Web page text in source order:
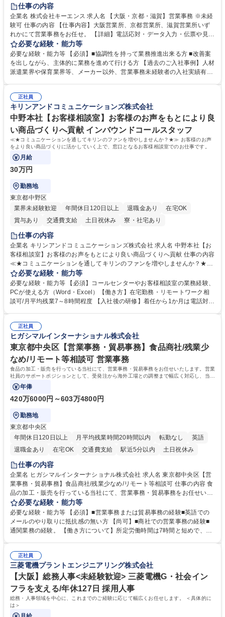
仕事の内容
企業名 株式会社キーエンス 求人名 【大阪・京都・滋賀】営業事務 ※未経
験可 仕事の内容 【仕事内容】大阪営業所、京都営業所、滋賀営業所いず
れかにて営業事務をお任せ。 【詳細】電話応対・データ入力・伝票や見積
の作成・カタログ送付・来客対応・営業所内で発生する事務業務や業務改
善をお任せ。 【教育制度】ご入社後、育成担当とペアになりながらOJTに
て業務を覚えていただくことが可能です。業務システムがきちんと構築さ
れているため、スムーズに仕事に慣れることができる環境です。また、
募集職種 【大阪・京都・滋賀】営業事務 ※未経験可
必要な経験・能力等
必要な経験・能力等 【必須】■協調性を持って業務推進出来る方 ■改善案
を出しながら、主体的に業務を進めて行ける方 【過去のご入社事例】人材
派遣業界や保育業界等、メーカー以外、営業事務未経験者の入社実績有
えて、お客様や社員の状況に合わせ、能動的なサポート、改善の動きも期
待され。組織を支えるスペシャリストとして、チームに貢献し、結果的に
社員から頼られる存在になることができます。平均19:30の退勤以降の業
務の持ち帰りも禁止されており、メリハリのある働き方となります。 学
歴・資格 学歴：大学院 大学 高専 短大 語学力： 資格：
正社員
キリンアンドコミュニケーションズ株式会社
中野本社【お客様相談室】お客様のお声をもとにより良
い商品づくりへ貢献 インバウンドコールスタッフ
≪★コミュニケーションを通してキリンのファンを増やしませんか？★≫ お客様のお声
をより良い商品づくりに活かしていく上で、窓口となるお客様相談室でのお仕事です。
月給
30万円
勤務地
東京都中野区
業界未経験歓迎
年間休日120日以上 退職金あり
在宅OK
賞与あり
交通費支給 土日祝休み 寮・社宅あり
仕事の内容
企業名 キリンアンドコミュニケーションズ株式会社 求人名 中野本社【お
客様相談室】お客様のお声をもとにより良い商品づくりへ貢献 仕事の内容
≪★コミュニケーションを通してキリンのファンを増やしませんか？★≫
お客様のお声をより良い商品づくりに活かしていく上で、窓口となるお客
様相談室でのお仕事です。 日々お客様からいただくキリングループへのご
意見を、企業活動に活かしています。お客様からの声に迅速かつ誠意をも
って対応、情報提供するとともにグループ内活動に反映しています。 【具
平均100件前後■メール・手紙：同上40件前後 募集職種 中野本社【お客様
相談室】お客様のお声をもとにより良い商品づくりへ貢献
必要な経験・能力等
必要な経験・能力等 【必須】コールセンターやお客様相談室の業務経験、
PCが使える方（Word・Excel）【働き方】在宅勤務・リモートワーク相
談可/月平均残業7～8時間程度 【入社後の研修】着任から1か月は電話対応
すのでご安心ください。 【当社について】キリングループの広報機能を担
う会社として、お客様との出会いを大切にし、磨き上げたホスピタリティ
を込めてコミュニケーションをとりながら広報関連業務を行っておりま
す。 学歴・資格 学歴：大学院 大学 高専 短大 専修学校 高校 語学力： 資
格：
正社員
ヒガシマルインターナショナル株式会社
東京都中央区【営業事務・貿易事務】食品商社/残業少
なめ/リモート等相談可 営業事務
食品の加工・販売を行っている当社にて、営業事務・貿易事務をお任せいたします。営業
社員のサポートポジションとして、受発注から海外工場との調整まで幅広く対応し、当社
事業の根幹を支えていただきます。
年俸
420万6000円～603万4800円
勤務地
東京都中央区
年間休日120日以上
月平均残業時間20時間以内 転勤なし
英語
退職金あり
在宅OK 交通費支給 駅近5分以内 土日祝休み
仕事の内容
企業名 ヒガシマルインターナショナル株式会社 求人名 東京都中央区【営
業事務・貿易事務】食品商社/残業少なめ/リモート等相談可 仕事の内容 食
品の加工・販売を行っている当社にて、営業事務・貿易事務をお任せいた
します。営業社員のサポートポジションとして、受発注から海外工場との
調整まで幅広く対応し、当社事業の根幹を支えていただきます。 ■受発注
業務、請求書発行 ■海外工場とのスケジュール調整 ■在庫管理 ■輸入書類
の確認・作成 ■配送手配 ■通関業者を通して行う輸出入業全般 ■倉庫との
ルプロデュースしているため、商品に関わる全ての業務をサポート頂きま
す。 募集職種 東京都中央区【営業事務・貿易事務】食品商社/残業少なめ/
リモート等相談可
必要な経験・能力等
必要な経験・能力等 【必須】■営業事務または貿易事務の経験■英語での
メールのやり取りに抵抗感の無い方 【尚可】■商社での営業事務の経験■
通関業務の経験。 【働き方について】所定労働時間は7時間と短めで、残
の強み】1991年の設立以来、外食産業を中心としたお客様の多様なニー
ズに沿った冷凍水産物等の生産・輸入・販売を一貫して手掛けています。
自社工場と海外拠点の強固な連携によるワンストップサービスが最大の強
みです。 学歴・資格 学歴：大学院 大学 語学力：英語 資格：
正社員
三菱電機プラントエンジニアリング株式会社
【大阪】総務人事<未経験歓迎> 三菱電機G・社会イン
フラを支える/年休127日 採用人事
総務・人事領域を中心に、これまでのご経験に応じて幅広くお任せします。 ＜具体的に
は＞